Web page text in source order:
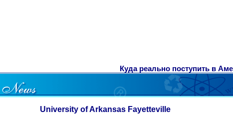
Куда реально поступить в
University of Arkansas Fayetteville